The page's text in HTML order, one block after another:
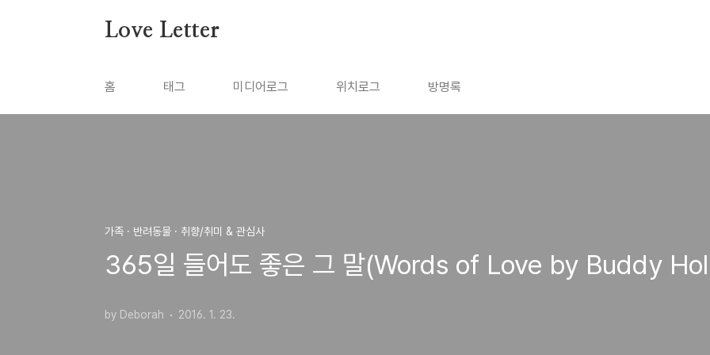
Love Letter
홈 태그 미디어로그 위치로그 방명록
가족 · 반려동물 · 취향/취미 & 관심사
365일 들어도 좋은 그 말(Words of Love by Buddy
by Deborah 2016. 1. 23.